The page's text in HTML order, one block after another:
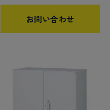
お問い合わせ